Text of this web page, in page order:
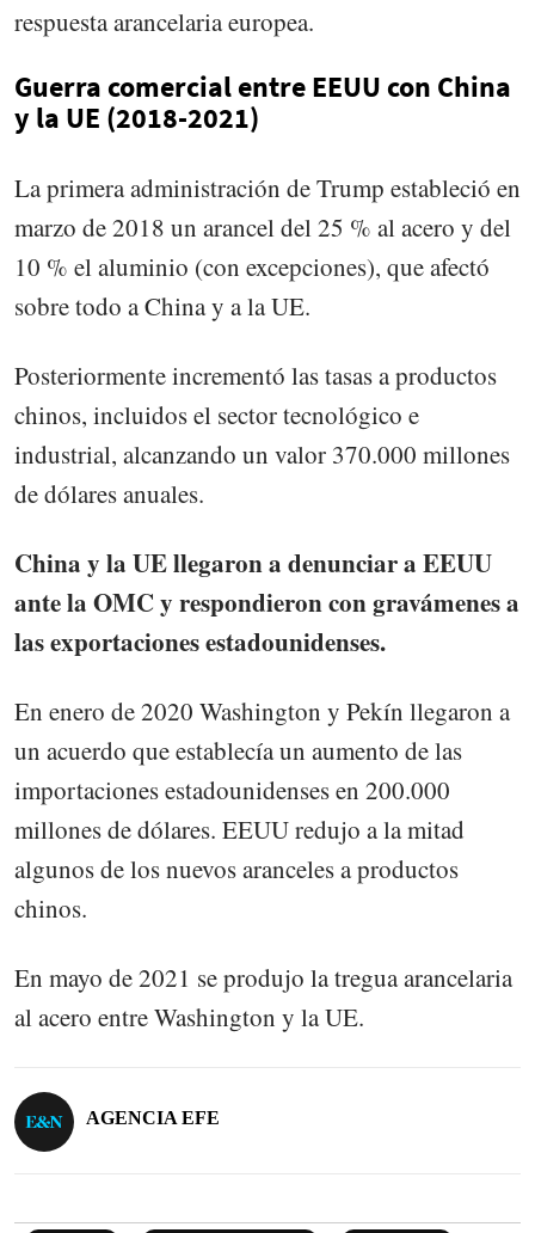
respuesta arancelaria europea.
Guerra comercial entre EEUU con China
y la UE (2018-2021)
La primera administración de Trump estableció en
marzo de 2018 un arancel del 25 % al acero y del
10 % el aluminio (con excepciones), que afectó
sobre todo a China y a la UE.
Posteriormente incrementó las tasas a productos
chinos, incluidos el sector tecnológico e
industrial, alcanzando un valor 370.000 millones
de dólares anuales.
China y la UE llegaron a denunciar a EEUU
ante la OMC y respondieron con gravámenes a
las exportaciones estadounidenses.
En enero de 2020 Washington y Pekín llegaron a
un acuerdo que establecía un aumento de las
importaciones estadounidenses en 200.000
millones de dólares. EEUU redujo a la mitad
algunos de los nuevos aranceles a productos
chinos.
En mayo de 2021 se produjo la tregua arancelaria
al acero entre Washington y la UE.
AGENCIA EFE